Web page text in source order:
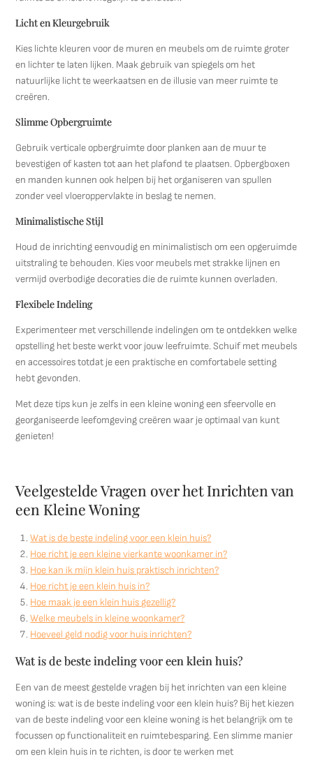
Licht en Kleurgebruik
Kies lichte kleuren voor de muren en meubels om de ruimte groter
en lichter te laten lijken. Maak gebruik van spiegels om het
natuurlijke licht te weerkaatsen en de illusie van meer ruimte te
creëren.
Slimme Opbergruimte
Gebruik verticale opbergruimte door planken aan de muur te
bevestigen of kasten tot aan het plafond te plaatsen. Opbergboxen
en manden kunnen ook helpen bij het organiseren van spullen
zonder veel vloeroppervlakte in beslag te nemen.
Minimalistische Stijl
Houd de inrichting eenvoudig en minimalistisch om een opgeruimde
uitstraling te behouden. Kies voor meubels met strakke lijnen en
vermijd overbodige decoraties die de ruimte kunnen overladen.
Flexibele Indeling
Experimenteer met verschillende indelingen om te ontdekken welke
opstelling het beste werkt voor jouw leefruimte. Schuif met meubels
en accessoires totdat je een praktische en comfortabele setting
hebt gevonden.
Met deze tips kun je zelfs in een kleine woning een sfeervolle en
georganiseerde leefomgeving creëren waar je optimaal van kunt
genieten!
Veelgestelde Vragen over het Inrichten van
een Kleine Woning
Wat is de beste indeling voor een klein huis?
Hoe richt je een kleine vierkante woonkamer in?
Hoe kan ik mijn klein huis praktisch inrichten?
Hoe richt je een klein huis in?
Hoe maak je een klein huis gezellig?
Welke meubels in kleine woonkamer?
Hoeveel geld nodig voor huis inrichten?
Wat is de beste indeling voor een klein huis?
Een van de meest gestelde vragen bij het inrichten van een kleine
woning is: wat is de beste indeling voor een klein huis? Bij het kiezen
van de beste indeling voor een kleine woning is het belangrijk om te
focussen op functionaliteit en ruimtebesparing. Een slimme manier
om een klein huis in te richten, is door te werken met